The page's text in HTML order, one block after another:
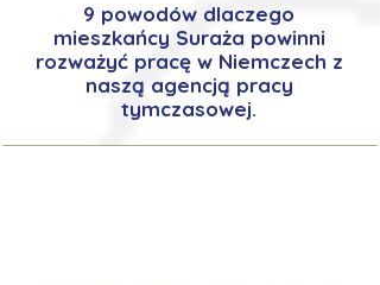
9 powodów dlaczego
mieszkańcy Suraża powinni
rozważyć pracę w Niemczech z
naszą agencją pracy
tymczasowej.